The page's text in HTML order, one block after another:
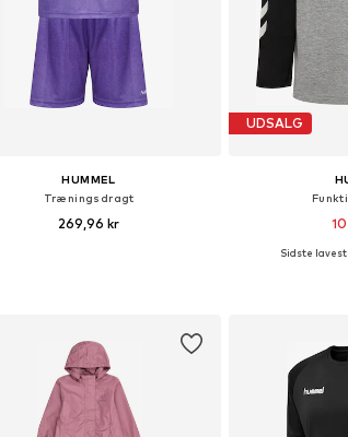
HUMMEL
Træningsdragt
269,96 kr
UDSALG
Fås i
Sidste